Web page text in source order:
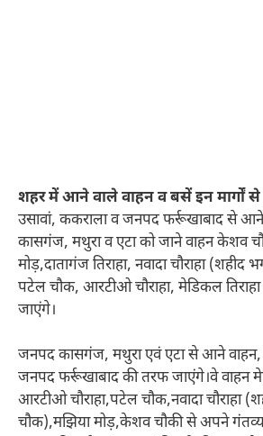
शहर में आने वाले वाहन व बसें इन मार्गों
उसावां, ककराला व जनपद फर्रूखाबाद से
कासगंज, मथुरा व एटा को जाने वाहन केशव
मोड़,दातागंज तिराहा, नवादा चौराहा (शहीद
पटेल चौक, आरटीओ चौराहा, मेडिकल
जाएंगे।
जनपद कासगंज, मथुरा एवं एटा से आने वाहन,
जनपद फर्रूखाबाद की तरफ जाएंगे।वे वाहन
आरटीओ चौराहा,पटेल चौक,नवादा चौराहा
चौक),मझिया मोड़,केशव चौकी से अपने